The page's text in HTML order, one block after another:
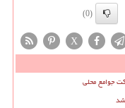
(0)
X
جوامع محلی